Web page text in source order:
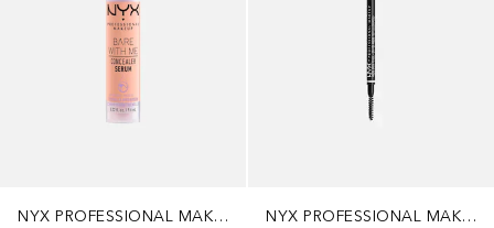
NYX PROFESSIONAL MAKEUP
NYX PROFESSIONAL MAKEUP